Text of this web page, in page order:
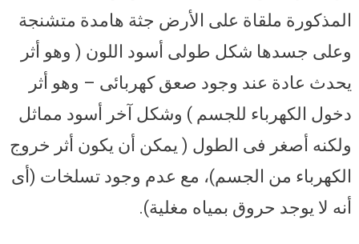
المذكورة ملقاة على الأرض جثة هامدة متشنجة
وعلى جسدها شكل طولى أسود اللون ( وهو أثر
يحدث عادة عند وجود صعق كهربائى – وهو أثر
دخول الكهرباء للجسم ) وشكل آخر أسود مماثل
ولكنه أصغر فى الطول ( يمكن أن يكون أثر خروج
الكهرباء من الجسم)، مع عدم وجود تسلخات (أى
أنه لا يوجد حروق بمياه مغلية).